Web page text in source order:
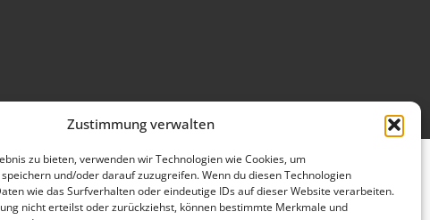
Zustimmung verwalten
zu bieten, verwenden wir Technologien wie Cookies, um
und/oder darauf zuzugreifen. Wenn du diesen Technologien
wie das Surfverhalten oder eindeutige IDs auf dieser Website verarbeiten.
nicht erteilst oder zurückziehst, können bestimmte Merkmale und